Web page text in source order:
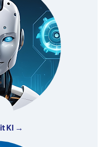
KI →